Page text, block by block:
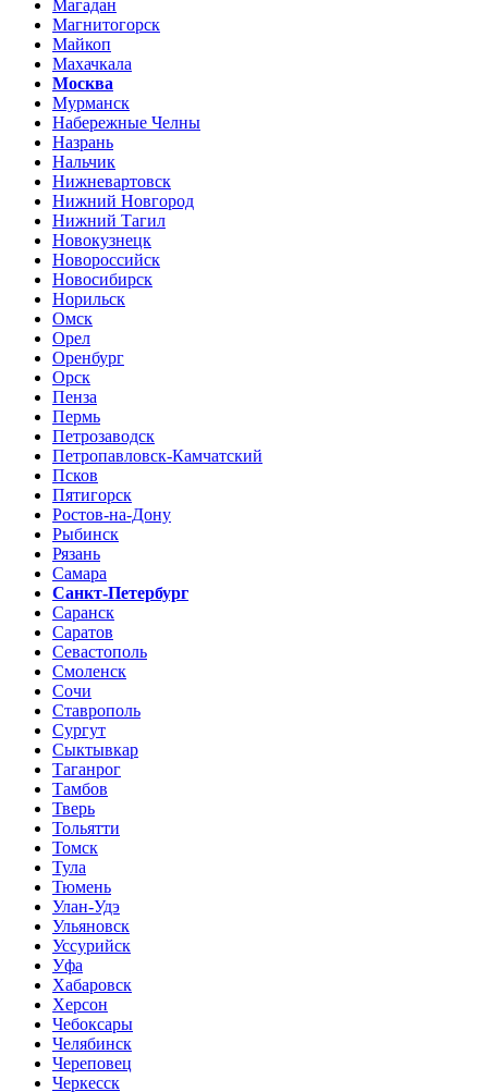
Магадан
Магнитогорск
Майкоп
Махачкала
Москва
Мурманск
Набережные Челны
Назрань
Нальчик
Нижневартовск
Нижний Новгород
Нижний Тагил
Новокузнецк
Новороссийск
Новосибирск
Норильск
Омск
Орел
Оренбург
Орск
Пенза
Пермь
Петрозаводск
Петропавловск-Камчатский
Псков
Пятигорск
Ростов-на-Дону
Рыбинск
Рязань
Самара
Санкт-Петербург
Саранск
Саратов
Севастополь
Смоленск
Сочи
Ставрополь
Сургут
Сыктывкар
Таганрог
Тамбов
Тверь
Тольятти
Томск
Тула
Тюмень
Улан-Удэ
Ульяновск
Уссурийск
Уфа
Хабаровск
Херсон
Чебоксары
Челябинск
Череповец
Черкесск